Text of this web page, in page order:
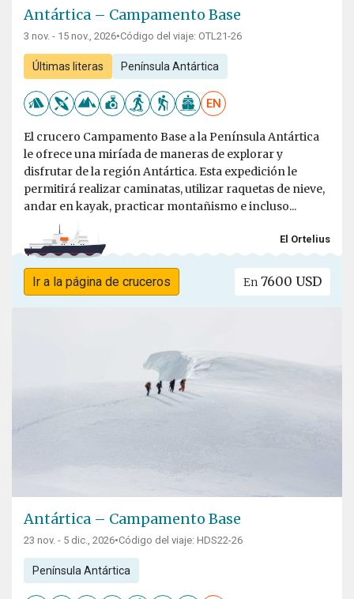
Antártica – Campamento Base
3 nov. - 15 nov., 2026•Código del viaje: OTL21-26
Últimas literas Península Antártica
EN
El crucero Campamento Base a la Península Antártica
le ofrece una miríada de maneras de explorar y
disfrutar de la región Antártica. Esta expedición le
permitirá realizar caminatas, utilizar raquetas de nieve,
andar en kayak, practicar montañismo e incluso...
El Ortelius
Ir a la página de cruceros En 7600 USD
Antártica – Campamento Base
23 nov. - 5 dic., 2026•Código del viaje: HDS22-26
Península Antártica